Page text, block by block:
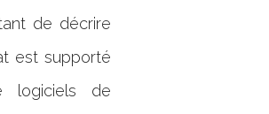
de décrire
est supporté
logiciels de